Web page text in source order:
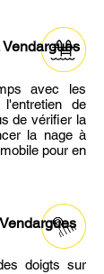
Vendargues
avec les
de
de vérifier la
la nage à
pour en
doigts sur